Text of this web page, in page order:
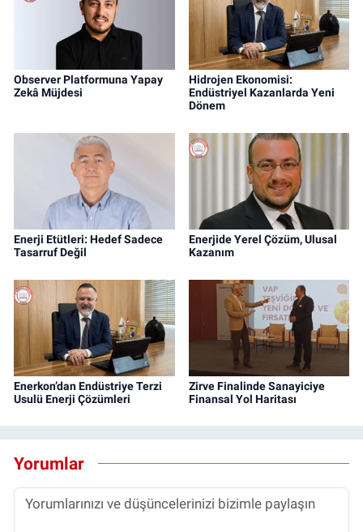
Observer Platformuna Yapay
Zekâ Müjdesi
Hidrojen Ekonomisi:
Endüstriyel Kazanlarda Yeni
Dönem
Enerji Etütleri: Hedef Sadece
Tasarruf Değil
Enerjide Yerel Çözüm, Ulusal
Kazanım
Enerkon’dan Endüstriye Terzi
Usulü Enerji Çözümleri
Zirve Finalinde Sanayiciye
Finansal Yol Haritası
Yorumlar